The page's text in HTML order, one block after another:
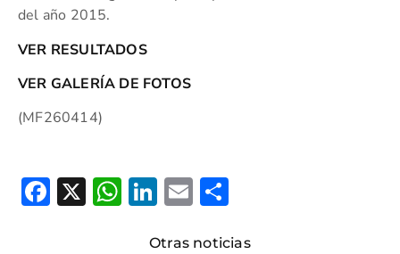
del año 2015.
VER RESULTADOS
VER GALERÍA DE FOTOS
(MF260414)
Facebook
X WhatsApp
LinkedIn
Email
Otras noticias